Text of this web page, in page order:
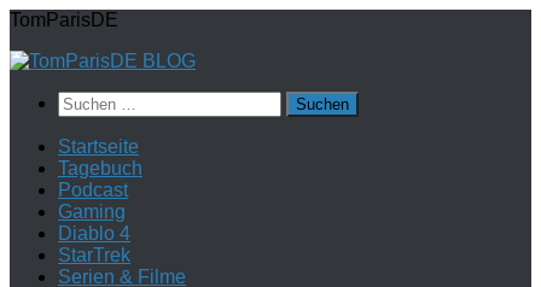
Zum
springen
TomParisDE
Suchen
nach:
Startseite
Tagebuch
Podcast
Gaming
Diablo 4
StarTrek
Serien & Filme